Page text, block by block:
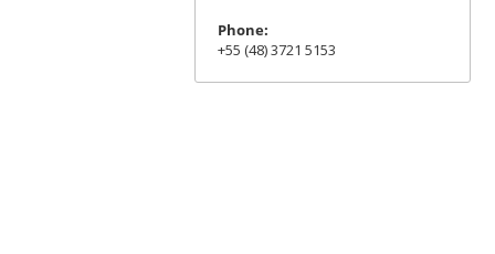
Phone:
+55 (48) 3721 5153